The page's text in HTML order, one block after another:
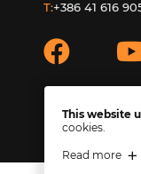
T:+386 41 616
This website
cookies.
Read more